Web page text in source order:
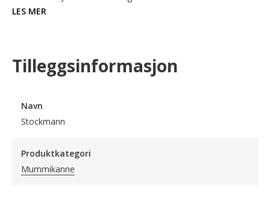
LES MER
Tilleggsinformasjon
Navn
Stockmann
Produktkategori
Mummikanne